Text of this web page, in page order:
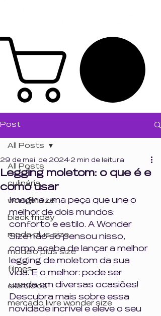
Post
All Posts
culinária
wondersize
black friday
moda plus size
modelo plus size
filmes
exercícios
mercado livre wonder size
All Posts
Legging moletom: o que é e
como usar
29 de mai. de 2024 2 min de leitura
Imagine uma peça que une o
melhor de dois mundos:
conforto e estilo. A Wonder
Size não só pensou nisso,
como acaba de lançar a melhor
legging de moletom da sua
vida. E o melhor: pode ser
usada em diversas ocasiões!
Descubra mais sobre essa
novidade incrível e eleve o seu